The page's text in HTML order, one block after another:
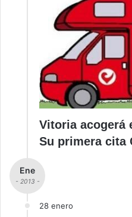
Vitoria acogerá
Su primera cita
Ene
- 2013 -
28 enero